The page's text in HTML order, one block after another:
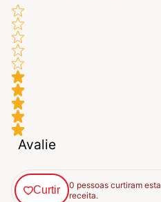
Avalie
Curtir
0 pessoas curtiram esta
receita.